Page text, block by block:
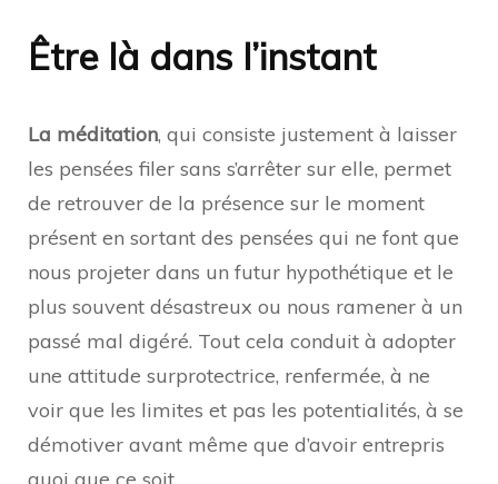
Être là dans l’instant
La méditation, qui consiste justement à laisser
les pensées filer sans s’arrêter sur elle, permet
de retrouver de la présence sur le moment
présent en sortant des pensées qui ne font que
nous projeter dans un futur hypothétique et le
plus souvent désastreux ou nous ramener à un
passé mal digéré. Tout cela conduit à adopter
une attitude surprotectrice, renfermée, à ne
voir que les limites et pas les potentialités, à se
démotiver avant même que d’avoir entrepris
quoi que ce soit.